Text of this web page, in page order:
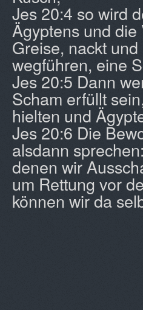
Jes 20:4 so wird
Ägyptens und
Greise, nackt
wegführen, eine
Jes 20:5 Dann
Scham erfüllt
hielten und
Jes 20:6 Die
alsdann
denen wir
um Rettung vor
können wir da